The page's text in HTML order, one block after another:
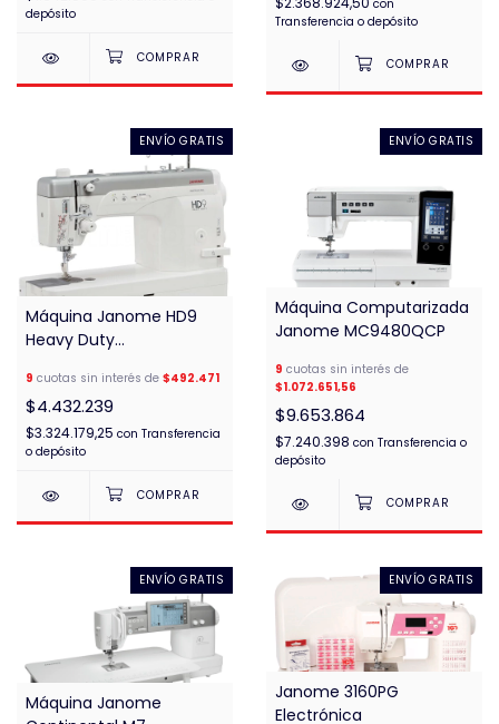
depósito
con
Transferencia o depósito
ENVÍO GRATIS
Máquina Janome HD9
Heavy Duty
9 cuotas sin interés de $492.471
$4.432.239
$3.324.179,25 con Transferencia
o depósito
ENVÍO GRATIS
Máquina Computarizada
Janome MC9480QCP
9 cuotas sin interés de
$1.072.651,56
$9.653.864
$7.240.398 con Transferencia o
depósito
ENVÍO GRATIS
Máquina Janome
ENVÍO GRATIS
Janome 3160PG
Electrónica